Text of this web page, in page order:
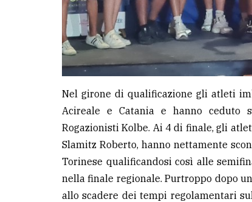
Nel girone di qualificazione gli atleti
Acireale e Catania e hanno ceduto
Rogazionisti Kolbe. Ai 4 di finale, gli
Slamitz Roberto, hanno nettamente
Torinese qualificandosi così alle
nella finale regionale. Purtroppo dopo
allo scadere dei tempi regolamentari